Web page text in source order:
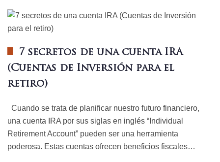
7 secretos de una cuenta IRA
(Cuentas de Inversión para el
retiro)
Cuando se trata de planificar nuestro futuro financiero,
una cuenta IRA por sus siglas en inglés “Individual
Retirement Account” pueden ser una herramienta
poderosa. Estas cuentas ofrecen beneficios fiscales…